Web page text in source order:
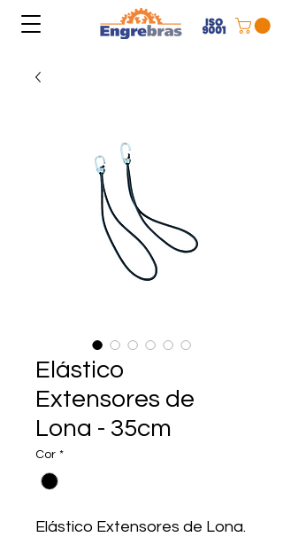
Elástico
Extensores de
Lona - 35cm
Cor *
Elástico Extensores de Lona.